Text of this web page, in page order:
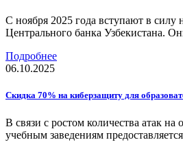
С ноября 2025 года вступают в силу
Центрального банка Узбекистана.
Подробнее
06.10.2025
Скидка 70% на киберзащиту для
В связи с ростом количества атак на
учебным заведениям